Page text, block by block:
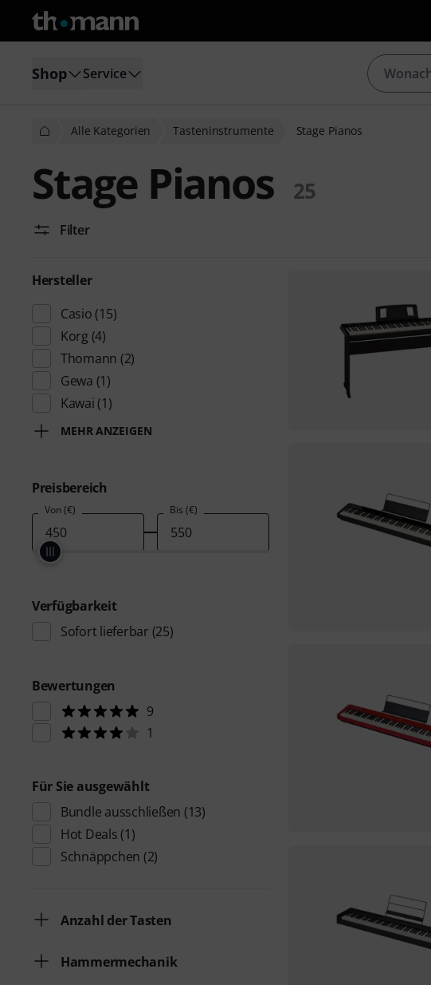
Shop Service
Alle Kategorien Tasteninstrumente Stage Pianos
Stage Pianos 25
Filter
Hersteller
Casio (15)
Korg (4)
Thomann (2)
Gewa (1)
Kawai (1)
MEHR ANZEIGEN
Preisbereich
Von (€) Bis (€)
Verfügbarkeit
Sofort lieferbar (25)
Bewertungen
9
1
Für Sie ausgewählt
Bundle ausschließen (13)
Hot Deals (1)
Schnäppchen (2)
Anzahl der Tasten
Hammermechanik